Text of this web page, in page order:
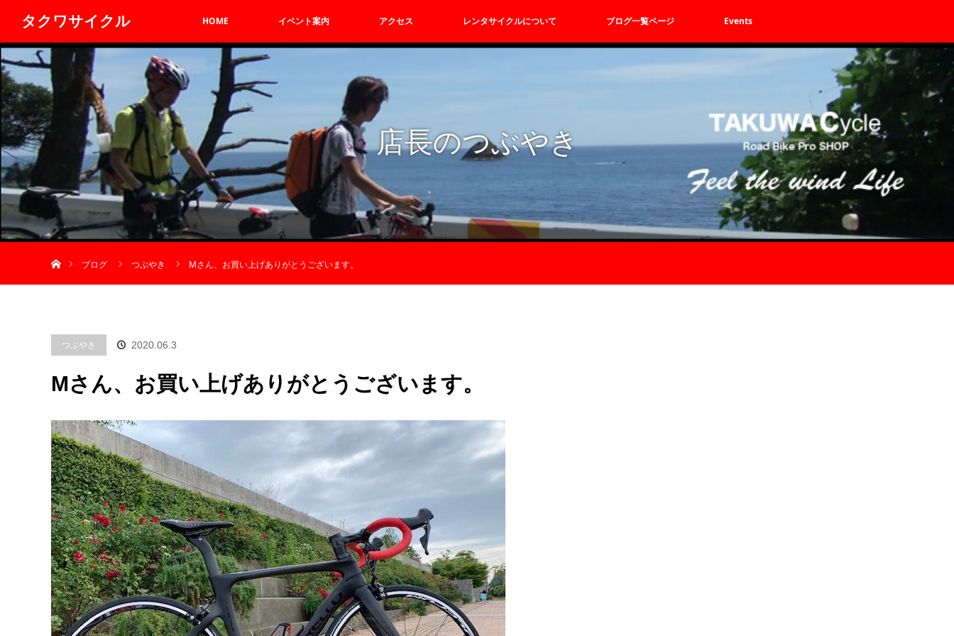
タクワサイクル HOME イベント案内 アクセス レンタサイクルについて ブログ一覧ページ Events
店長のつぶやき
ブログ
つぶやき Мさん、お買い上げありがとうございます。
つぶやき 2020.06.3
Мさん、お買い上げありがとうございます。